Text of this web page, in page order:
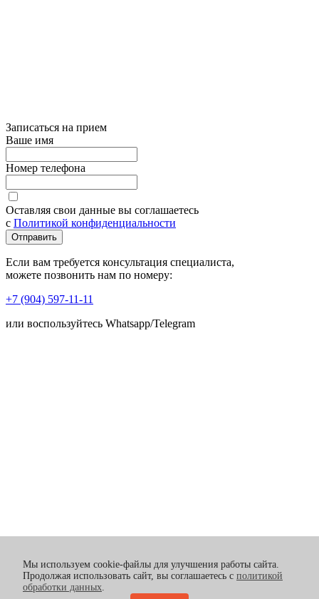
Мы используем cookie-файлы для улучшения работы сайта.
Продолжая использовать сайт, вы соглашаетесь с политикой
обработки данных.
Записаться на прием
Ваше имя
Номер телефона
Оставляя свои данные вы соглашаетесь
с Политикой конфиденциальности
Отправить
Если вам требуется консультация специалиста,
можете позвонить нам по номеру:
+7 (904) 597-11-11
или воспользуйтесь Whatsapp/Telegram